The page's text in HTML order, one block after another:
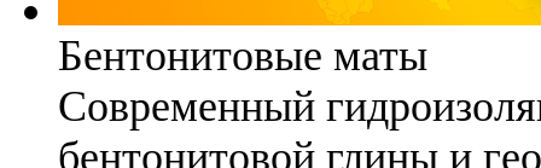
Бентонитовые маты
Современный
бентонитовой глины и